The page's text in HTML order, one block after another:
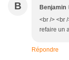
B Benjamin
<br /> <br
refaire un
Répondre